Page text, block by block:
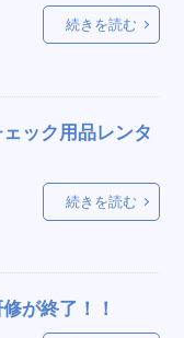
保存
スクリーン
兵庫
音楽
体操
モニター
続きを読む
ック用品レンタ
続きを読む
が終了！！